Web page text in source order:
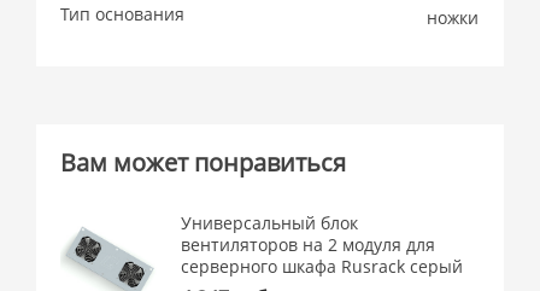
Тип основания
ножки
Вам может понравиться
Универсальный блок
вентиляторов на 2 модуля для
серверного шкафа Rusrack серый